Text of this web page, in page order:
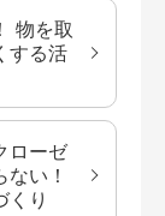
物を取
する活
ローゼ
い！
くり